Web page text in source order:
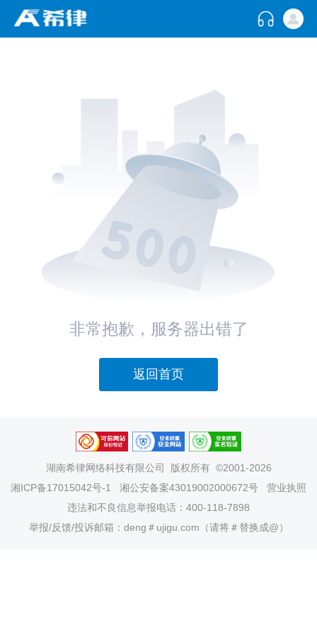
非常抱歉，服务器出错了
返回首页
湖南希律网络科技有限公司
版权所有 ©2001-2026
湘ICP备17015042号-1
湘公安备案43019002000672号
营业执照
违法和不良信息举报电话：400-118-7898
举报/反馈/投诉邮箱：deng＃ujigu.com（请将＃替换成@）